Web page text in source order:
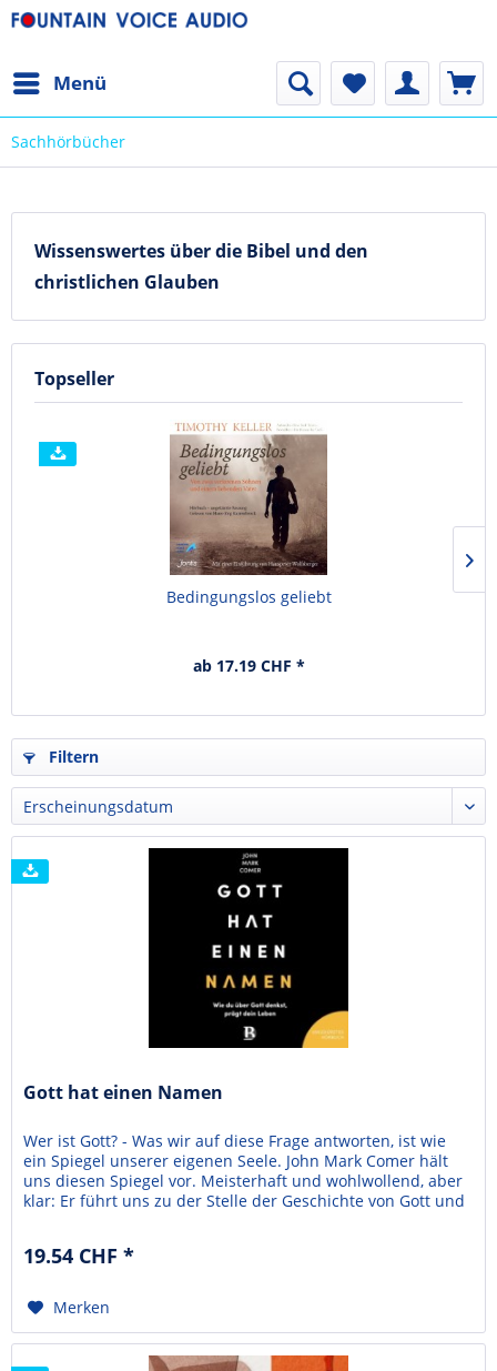
Menü
Sachhörbücher
Wissenswertes über die Bibel und den
christlichen Glauben
Topseller
Bedingungslos geliebt
ab 17.19 CHF *
Filtern
Gott hat einen Namen
Wer ist Gott? - Was wir auf diese Frage antworten, ist wie
ein Spiegel unserer eigenen Seele. John Mark Comer hält
uns diesen Spiegel vor. Meisterhaft und wohlwollend, aber
klar: Er führt uns zu der Stelle der Geschichte von Gott und
über ihn aus? Wie ist er denn...
19.54 CHF *
Merken